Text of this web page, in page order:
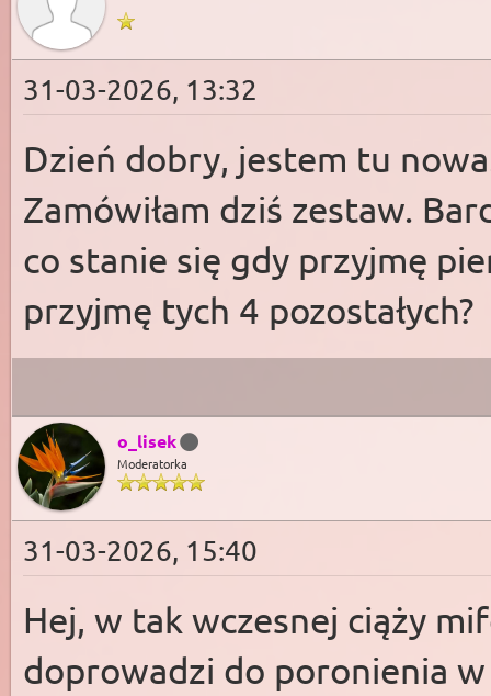
31-03-2026, 13:32
Dzień dobry, jestem tu
Zamówiłam dziś zestaw.
co stanie się gdy przyjmę
przyjmę tych 4 pozostałych?
o_lisek
Moderatorka
31-03-2026, 15:40
Hej, w tak wczesnej ciąży
doprowadzi do poronienia